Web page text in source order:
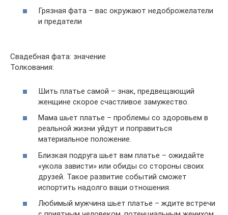
Грязная фата – вас окружают недоброжелатели
и предатели
Свадебная фата: значение
Толкования:
Шить платье самой – знак, предвещающий
женщине скорое счастливое замужество.
Мама шьет платье – проблемы со здоровьем в
реальной жизни уйдут и поправиться
материальное положение.
Близкая подруга шьет вам платье – ожидайте
«укола зависти» или обиды со стороны своих
друзей. Такое развитие событий сможет
испортить надолго ваши отношения.
Любимый мужчина шьет платье – ждите встречи